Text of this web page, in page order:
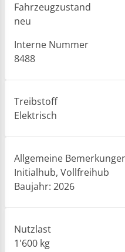
Fahrzeugzustand
neu
Interne Nummer
8488
Treibstoff
Elektrisch
Allgemeine
Initialhub, Vollfreihub
Baujahr: 2026
Nutzlast
1'600 kg